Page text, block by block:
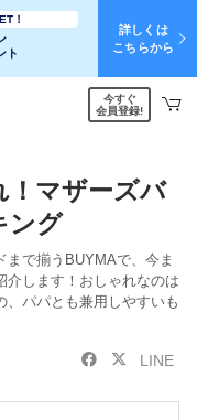
！
ト
詳しくは
こちらから
今すぐ
会員登録!
！マザーズバ
ング
で揃うBUYMAで、今ま
介します！おしゃれなのは
、パパとも兼用しやすいも
LINE